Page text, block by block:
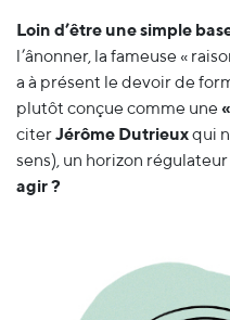
Loin d’être une simple
l’ânonner, la fameuse «
a à présent le devoir de
plutôt conçue comme une
citerJérôme Dutrieuxqui
sens), un horizon régulateur
agir ?